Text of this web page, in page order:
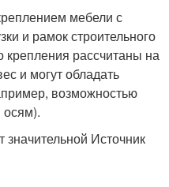
мебели с
и рамок строительного
рассчитаны на
и могут обладать
возможностью
осям).
значительной Источник